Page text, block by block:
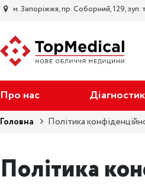
м. Запорiжжя, пр. Соборний, 129, зуп.
Про нас
Головна Політика
Політика